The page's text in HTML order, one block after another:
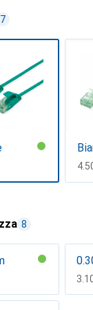
7
8
CHF